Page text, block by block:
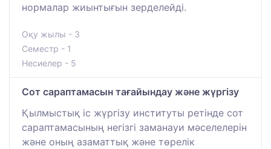
нормалар жиынтығын зерделейді.
Оқу жылы - 3
Семестр - 1
Несиелер - 5
Сот сараптамасын тағайындау және жүргізу
Қылмыстық іс жүргізу институты ретінде сот
сараптамасының негізгі заманауи мәселелерін
және оның азаматтық және төрелік